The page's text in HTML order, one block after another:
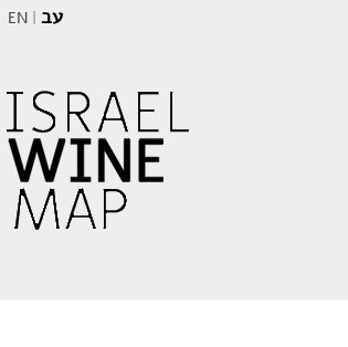
עב |
EN